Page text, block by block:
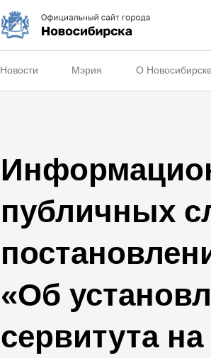
Новости Мэрия О Новосибирске
публичных
«Об
сервитута